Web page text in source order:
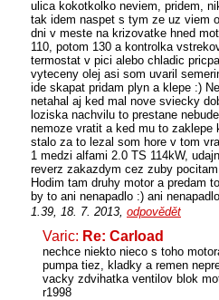
ulica kokotkolko neviem, pridem,
tak idem naspet s tym ze uz viem
dni v meste na krizovatke hned
110, potom 130 a kontrolka
termostat v pici alebo chladic
vyteceny olej asi som uvaril
ide skapat pridam plyn a klepe :)
netahal aj ked mal nove sviecky
loziska nachvilu to prestane
nemoze vratit a ked mu to
stalo za to lezal som hore v tom
1 medzi alfami 2.0 TS 114kW,
reverz zakazdym cez zuby
Hodim tam druhy motor a predam
by to ani nenapadlo :) ani
1.39, 18. 7. 2013, odpovědět
Varic: Re: Carload
nechce niekto nieco s toho
pumpa tiez, kladky a remen
vacky zdvihatka ventilov blok
r1998